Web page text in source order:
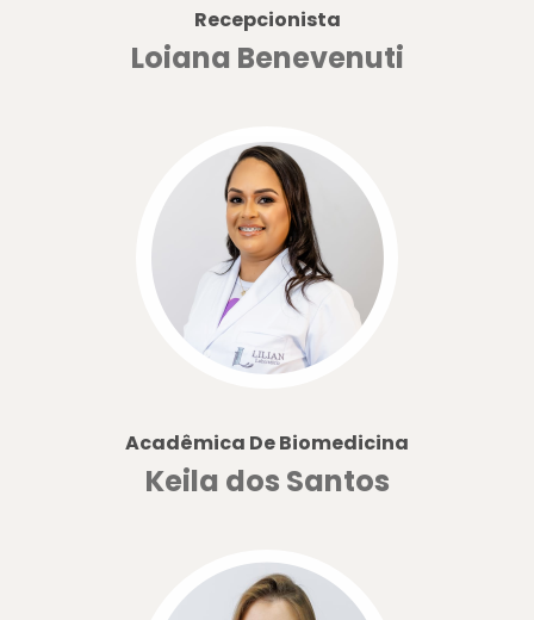
Recepcionista
Loiana Benevenuti
Acadêmica De Biomedicina
Keila dos Santos